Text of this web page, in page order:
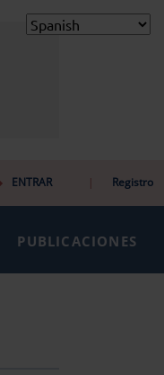
ENTRAR | Registro
PUBLICACIONES